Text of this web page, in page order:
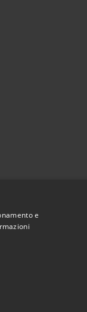
• Powered by
e